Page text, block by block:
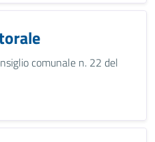
comunale n. 22 del